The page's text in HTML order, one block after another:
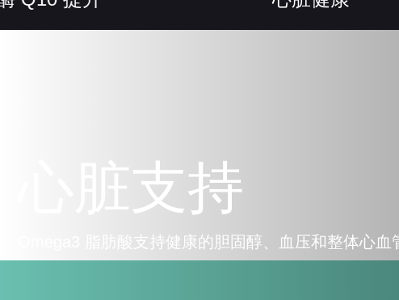
心脏支持
Omega3 脂肪酸支持健康的胆固醇、血压和整体心血